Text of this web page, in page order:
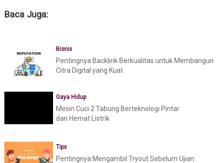
Baca Juga:
Bisnis
Pentingnya Backlink Berkualitas untuk Membangun
Citra Digital yang Kuat
Gaya Hidup
Mesin Cuci 2 Tabung Berteknologi Pintar
dan Hemat Listrik
Tips
Pentingnya Mengambil Tryout Sebelum Ujian